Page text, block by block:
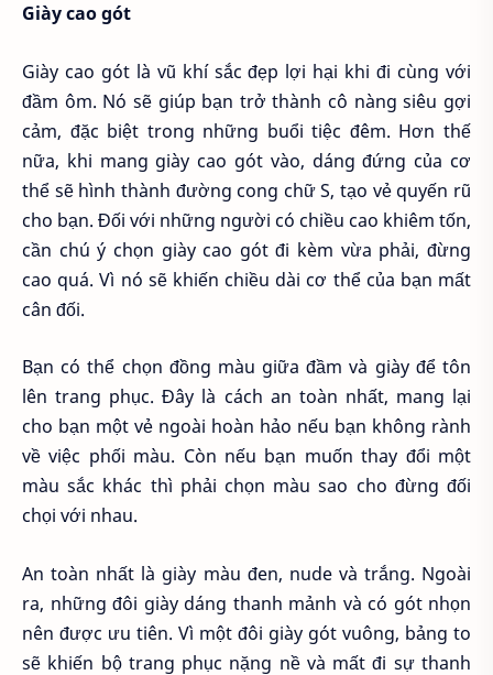
Giày cao gót
Giày cao gót là vũ khí sắc đẹp lợi hại khi đi cùng với
đầm ôm. Nó sẽ giúp bạn trở thành cô nàng siêu gợi
cảm, đặc biệt trong những buổi tiệc đêm. Hơn thế
nữa, khi mang giày cao gót vào, dáng đứng của cơ
thể sẽ hình thành đường cong chữ S, tạo vẻ quyến rũ
cho bạn. Đối với những người có chiều cao khiêm tốn,
cần chú ý chọn giày cao gót đi kèm vừa phải, đừng
cao quá. Vì nó sẽ khiến chiều dài cơ thể của bạn mất
cân đối.
Bạn có thể chọn đồng màu giữa đầm và giày để tôn
lên trang phục. Đây là cách an toàn nhất, mang lại
cho bạn một vẻ ngoài hoàn hảo nếu bạn không rành
về việc phối màu. Còn nếu bạn muốn thay đổi một
màu sắc khác thì phải chọn màu sao cho đừng đối
chọi với nhau.
An toàn nhất là giày màu đen, nude và trắng. Ngoài
ra, những đôi giày dáng thanh mảnh và có gót nhọn
nên được ưu tiên. Vì một đôi giày gót vuông, bảng to
sẽ khiến bộ trang phục nặng nề và mất đi sự thanh